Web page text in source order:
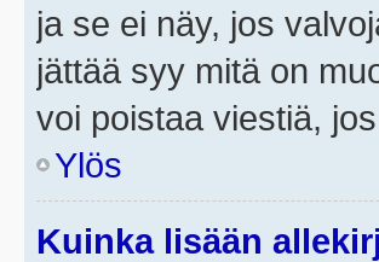
ja se ei näy, jos
jättää syy mitä on
voi poistaa viestiä,
Ylös
Kuinka lisään